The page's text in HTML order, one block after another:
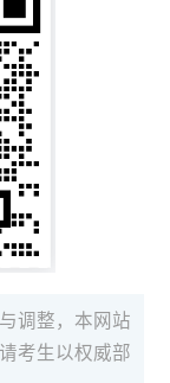
调整，本网站
考生以权威部